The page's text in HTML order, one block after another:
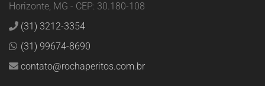
Horizonte, MG - CEP: 30.180-108
(31) 3212-3354
(31) 99674-8690
contato@rochaperitos.com.br